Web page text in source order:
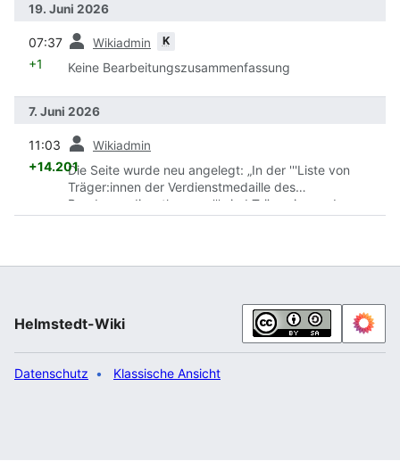
19. Juni 2026
07:37 Wikiadmin K
+1 Keine Bearbeitungszusammenfassung
7. Juni 2026
11:03 Wikiadmin
+14.201Die Seite wurde neu angelegt: „In der '''Liste von
Träger:innen der Verdienstmedaille des
Bundesverdienstkreuzes''' sind Träger:innen des
Irene Bode||2003<ref>
{{Internetquelle |url=h…“
Helmstedt-Wiki
Datenschutz Klassische Ansicht